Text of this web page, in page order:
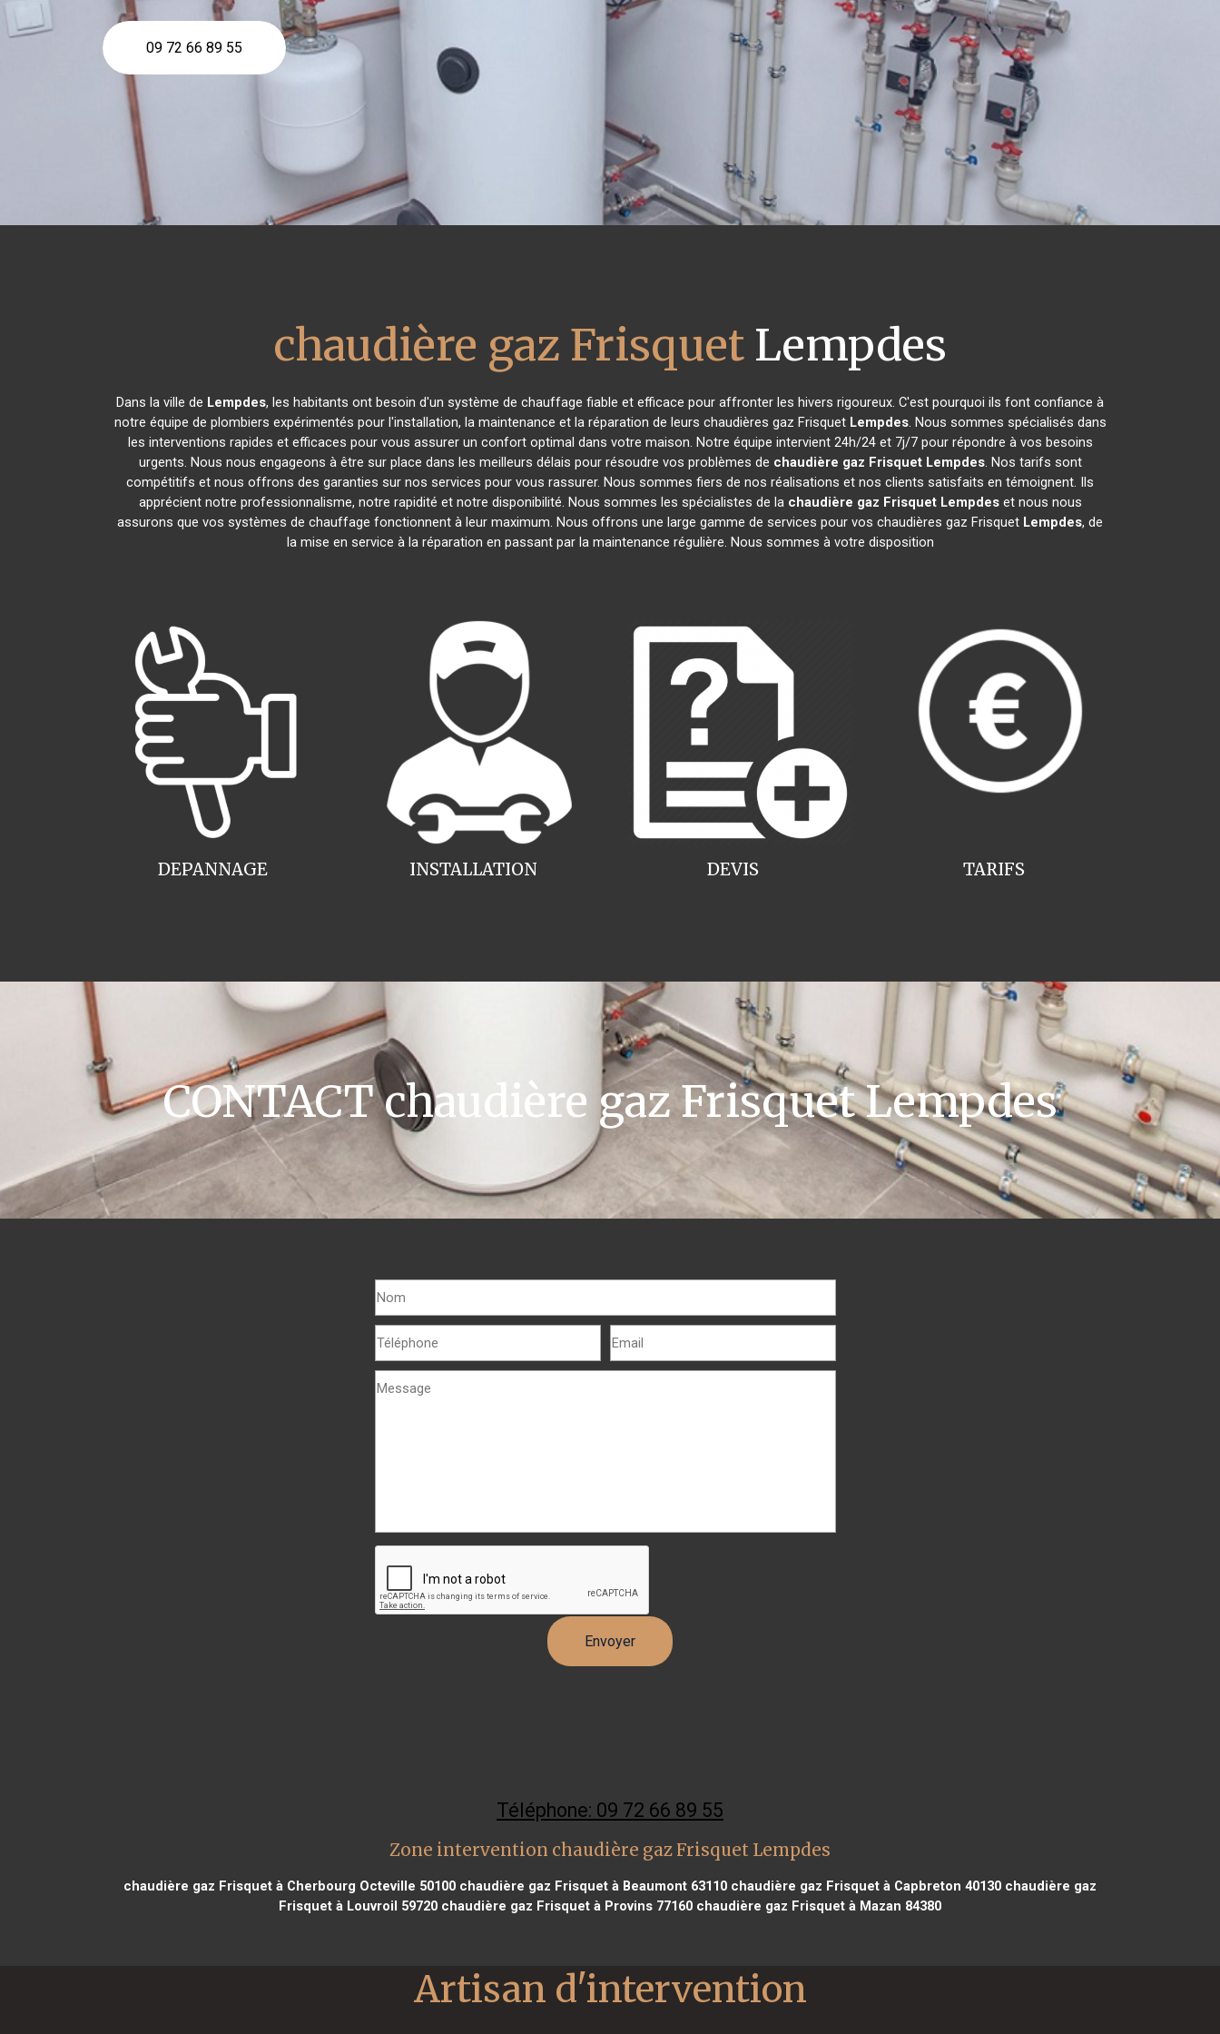
09 72 66 89 55
chaudière gaz Frisquet Lempdes
Dans la ville de Lempdes, les habitants ont besoin d'un système de chauffage fiable et efficace pour affronter les hivers rigoureux. C'est pourquoi ils font confiance à
notre équipe de plombiers expérimentés pour l'installation, la maintenance et la réparation de leurs chaudières gaz Frisquet Lempdes. Nous sommes spécialisés dans
les interventions rapides et efficaces pour vous assurer un confort optimal dans votre maison. Notre équipe intervient 24h/24 et 7j/7 pour répondre à vos besoins
urgents. Nous nous engageons à être sur place dans les meilleurs délais pour résoudre vos problèmes de chaudière gaz Frisquet Lempdes. Nos tarifs sont
compétitifs et nous offrons des garanties sur nos services pour vous rassurer. Nous sommes fiers de nos réalisations et nos clients satisfaits en témoignent. Ils
apprécient notre professionnalisme, notre rapidité et notre disponibilité. Nous sommes les spécialistes de la chaudière gaz Frisquet Lempdeset nous nous
assurons que vos systèmes de chauffage fonctionnent à leur maximum. Nous offrons une large gamme de services pour vos chaudières gaz Frisquet Lempdes, de
la mise en service à la réparation en passant par la maintenance régulière. Nous sommes à votre disposition
INSTALLATION
DEPANNAGE TARIFS
DEVIS
CONTACT chaudière gaz Frisquet Lempdes
Téléphone: 09 72 66 89 55
Zone intervention chaudière gaz Frisquet Lempdes
chaudière gaz Frisquet à Cherbourg Octeville 50100 chaudière gaz Frisquet à Beaumont 63110 chaudière gaz Frisquet à Capbreton 40130 chaudière gaz
Frisquet à Louvroil 59720 chaudière gaz Frisquet à Provins 77160 chaudière gaz Frisquet à Mazan 84380
Artisan d'intervention